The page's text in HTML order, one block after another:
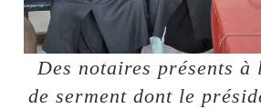
Des notaires présents à
de serment dont le